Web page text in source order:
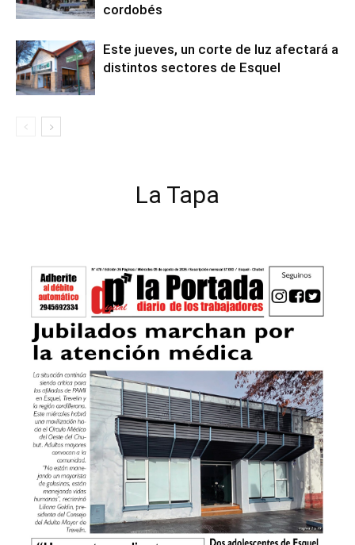
cordobés
Este jueves, un corte de luz afectará a
distintos sectores de Esquel
La Tapa